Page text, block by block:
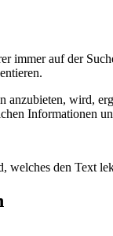
immer auf der
wird,
Informationen
den Text